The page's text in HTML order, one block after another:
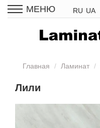
МЕНЮ RU UA
Главная Ламинат
Лили